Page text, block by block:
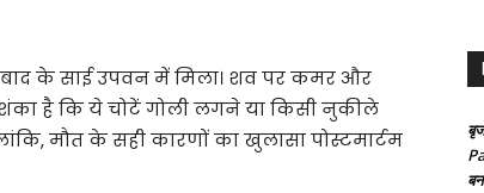
के साई उपवन में मिला। शव पर कमर और
है कि ये चोटें गोली लगने या किसी नुकीले
मौत के सही कारणों का खुलासा पोस्टमार्टम